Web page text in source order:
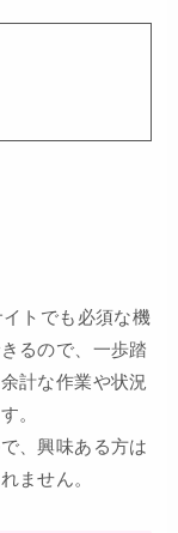
トでも必須な機
るので、一歩踏
計な作業や状況
。
、興味ある方は
ません。